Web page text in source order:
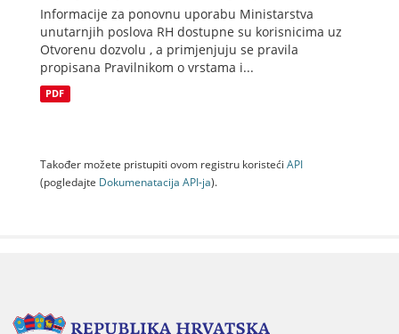
Informacije za ponovnu uporabu Ministarstva
unutarnjih poslova RH dostupne su korisnicima uz
Otvorenu dozvolu , a primjenjuju se pravila
propisana Pravilnikom o vrstama i...
PDF
Također možete pristupiti ovom registru koristeći API
(pogledajte Dokumenаtаcijа API-jа).